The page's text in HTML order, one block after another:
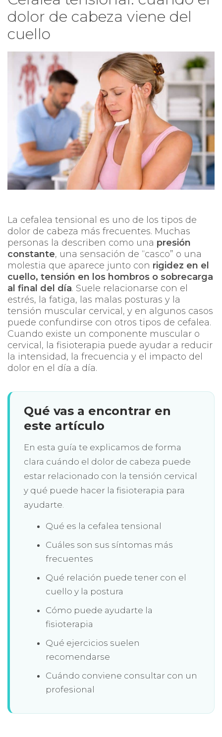
dolor de cabeza viene del
cuello
La cefalea tensional es uno de los tipos de
dolor de cabeza más frecuentes. Muchas
personas la describen como una presión
constante, una sensación de “casco” o una
molestia que aparece junto con rigidez en el
cuello, tensión en los hombros o sobrecarga
al final del día. Suele relacionarse con el
estrés, la fatiga, las malas posturas y la
tensión muscular cervical, y en algunos casos
puede confundirse con otros tipos de cefalea.
Cuando existe un componente muscular o
cervical, la fisioterapia puede ayudar a reducir
la intensidad, la frecuencia y el impacto del
dolor en el día a día.
Qué vas a encontrar en
este artículo
En esta guía te explicamos de forma
clara cuándo el dolor de cabeza puede
estar relacionado con la tensión cervical
y qué puede hacer la fisioterapia para
ayudarte.
Qué es la cefalea tensional
Cuáles son sus síntomas más
frecuentes
Qué relación puede tener con el
cuello y la postura
Cómo puede ayudarte la
fisioterapia
Qué ejercicios suelen
recomendarse
Cuándo conviene consultar con un
profesional